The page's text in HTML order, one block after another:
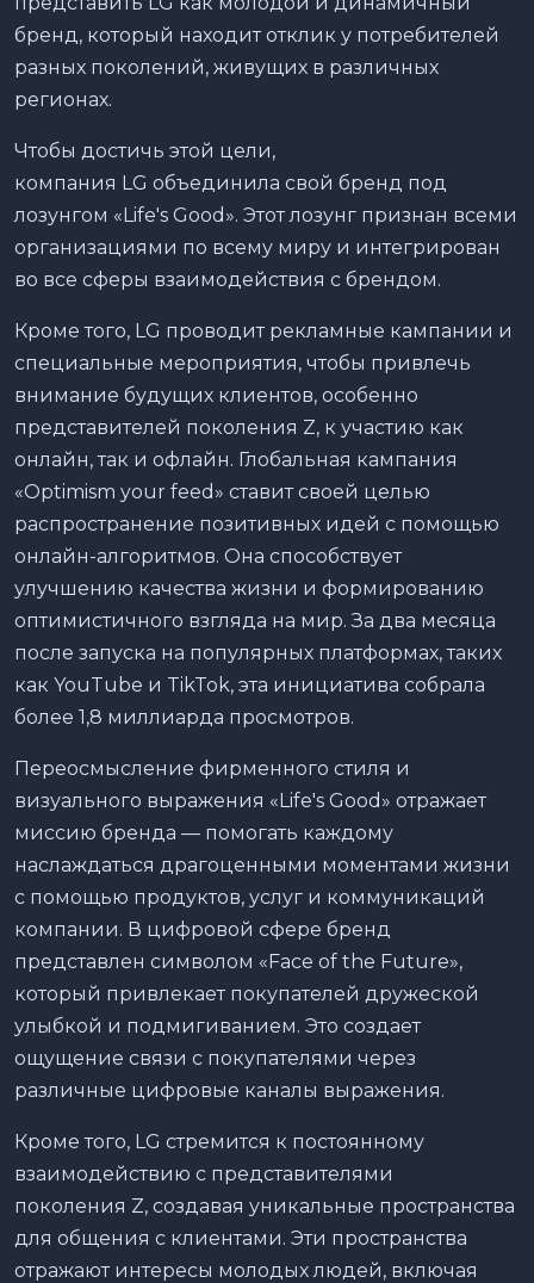
бренд, который находит отклик у потребителей
разных поколений, живущих в различных
регионах.
Чтобы достичь этой цели,
компания LG объединила свой бренд под
лозунгом «Life's Good». Этот лозунг признан всеми
организациями по всему миру и интегрирован
во все сферы взаимодействия с брендом.
Кроме того, LG проводит рекламные кампании и
специальные мероприятия, чтобы привлечь
внимание будущих клиентов, особенно
представителей поколения Z, к участию как
онлайн, так и офлайн. Глобальная кампания
«Оptimism your feed» ставит своей целью
распространение позитивных идей с помощью
онлайн-алгоритмов. Она способствует
улучшению качества жизни и формированию
оптимистичного взгляда на мир. За два месяца
после запуска на популярных платформах, таких
как YouTube и TikTok, эта инициатива собрала
более 1,8 миллиарда просмотров.
Переосмысление фирменного стиля и
визуального выражения «Life's Good» отражает
миссию бренда — помогать каждому
наслаждаться драгоценными моментами жизни
с помощью продуктов, услуг и коммуникаций
компании. В цифровой сфере бренд
представлен символом «Face of the Future»,
который привлекает покупателей дружеской
улыбкой и подмигиванием. Это создает
ощущение связи с покупателями через
различные цифровые каналы выражения.
Кроме того, LG стремится к постоянному
взаимодействию с представителями
поколения Z, создавая уникальные пространства
для общения с клиентами. Эти пространства
отражают интересы молодых людей, включая